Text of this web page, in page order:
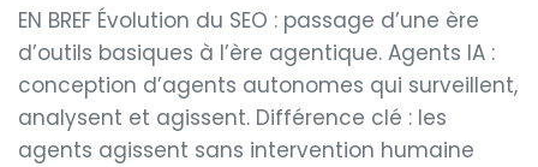
EN BREF Évolution du SEO : passage d’une ère
d’outils basiques à l’ère agentique. Agents IA :
conception d’agents autonomes qui surveillent,
analysent et agissent. Différence clé : les
agents agissent sans intervention humaine